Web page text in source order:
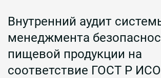
Внутренний аудит
менеджмента
пищевой продукции на
соответствие ГОСТ Р
конфиденциальности
Заказать